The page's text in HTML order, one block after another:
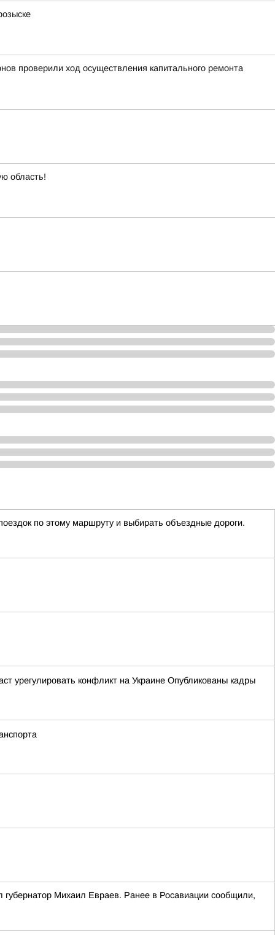
проверили ход осуществления капитального ремонта
область!
по этому маршруту и выбирать объездные дороги.
урегулировать конфликт на Украине Опубликованы кадры
Михаил Евраев. Ранее в Росавиации сообщили,